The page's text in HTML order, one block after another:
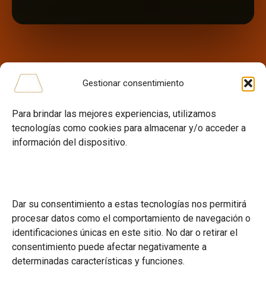
Gestionar consentimiento
Para brindar las mejores experiencias, utilizamos
tecnologías como cookies para almacenar y/o acceder a
información del dispositivo.
Dar su consentimiento a estas tecnologías nos permitirá
procesar datos como el comportamiento de navegación o
identificaciones únicas en este sitio. No dar o retirar el
consentimiento puede afectar negativamente a
determinadas características y funciones.
Menú
También en